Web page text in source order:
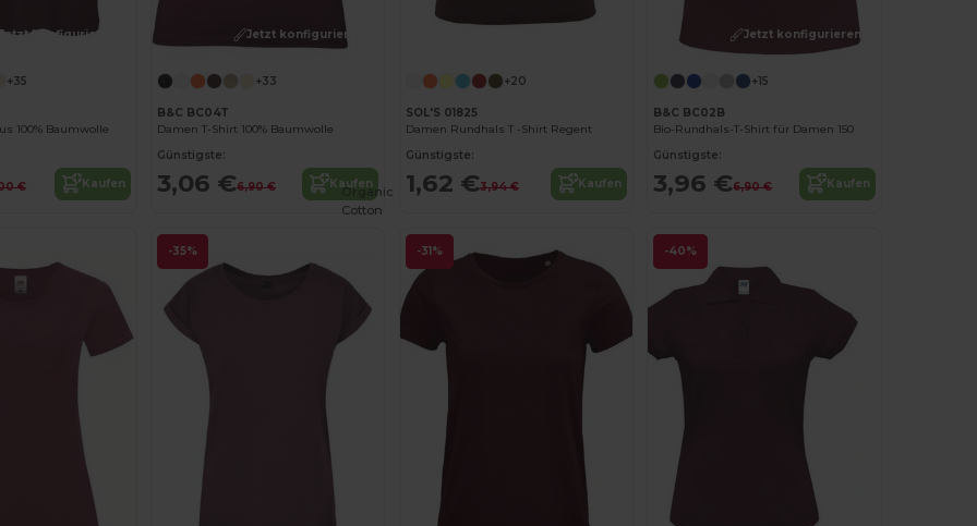
konfigurieren!
+35
100% Baumwolle
€ Kaufen
Jetzt konfigurieren!
+33
B&C BC04T
Damen T-Shirt 100% Baumwolle
Günstigste:
3,06 €6,90 € Kaufen
+20
SOL'S 01825
Damen Rundhals T -Shirt Regent
Günstigste:
1,62 €3,94 € Kaufen
Jetzt konfigurieren!
+15
B&C BC02B
Bio-Rundhals-T-Shirt für Damen 150
Günstigste:
3,96 €6,90 € Kaufen
-35% -31%
Organic
Cotton
-40%